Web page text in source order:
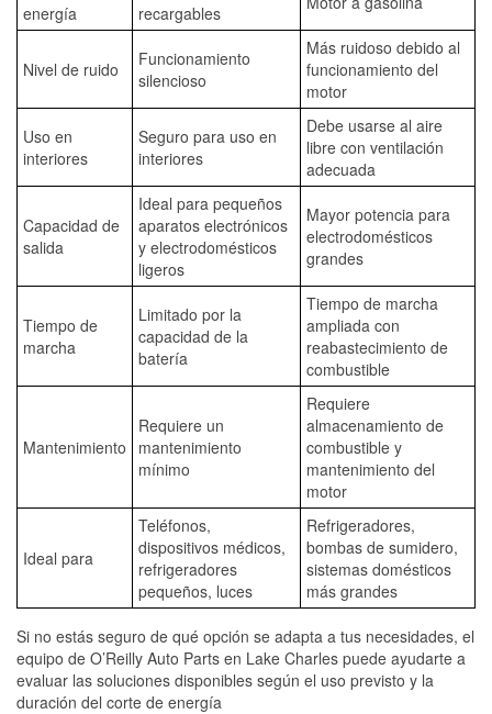
energía
recargables
Nivel de ruido
Funcionamiento
silencioso
Más ruidoso debido al
funcionamiento del
motor
Uso en
interiores
Seguro para uso en
interiores
Debe usarse al aire
libre con ventilación
adecuada
Capacidad de
salida
Ideal para pequeños
aparatos electrónicos
y electrodomésticos
ligeros
Mayor potencia para
electrodomésticos
grandes
Tiempo de
marcha
Limitado por la
capacidad de la
batería
Tiempo de marcha
ampliada con
reabastecimiento de
combustible
Mantenimiento
Requiere un
mantenimiento
mínimo
Requiere
almacenamiento de
combustible y
mantenimiento del
motor
Ideal para
Teléfonos,
dispositivos médicos,
refrigeradores
pequeños, luces
Refrigeradores,
bombas de sumidero,
sistemas domésticos
más grandes
Si no estás seguro de qué opción se adapta a tus necesidades, el
equipo de O’Reilly Auto Parts en Lake Charles puede ayudarte a
evaluar las soluciones disponibles según el uso previsto y la
duración del corte de energía